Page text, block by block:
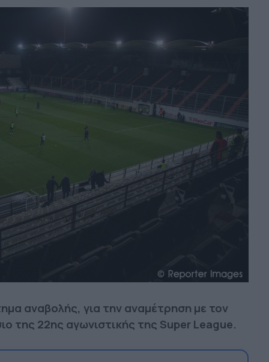
αναβολής, για την αναμέτρηση με τον
της 22ης αγωνιστικής της Super League.